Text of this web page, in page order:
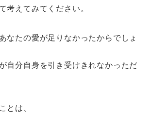
考えてみてください。
なたの愛が足りなかったからでしょ
自分自身を引き受けきれなかっただ
とは、